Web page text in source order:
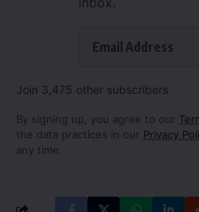
Join 3,475 other subscribers
By signing up, you agree to our
the data practices in our Privacy
any time.